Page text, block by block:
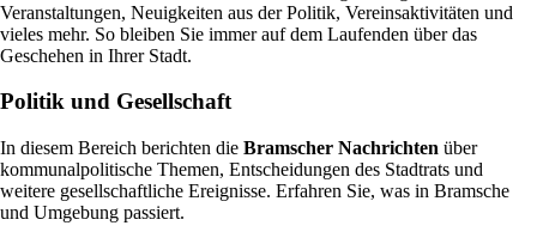
Veranstaltungen, Neuigkeiten aus der Politik, Vereinsaktivitäten und
vieles mehr. So bleiben Sie immer auf dem Laufenden über das
Geschehen in Ihrer Stadt.
Politik und Gesellschaft
In diesem Bereich berichten die Bramscher Nachrichten über
kommunalpolitische Themen, Entscheidungen des Stadtrats und
weitere gesellschaftliche Ereignisse. Erfahren Sie, was in Bramsche
und Umgebung passiert.